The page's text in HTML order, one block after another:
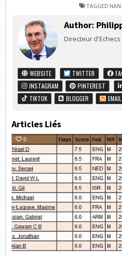
TAGGED
Author:
Directeur
WEBSITE TWITTER
INSTAGRAM
PINTEREST
TIKTOK
BLOGGER
Articles Liés
0